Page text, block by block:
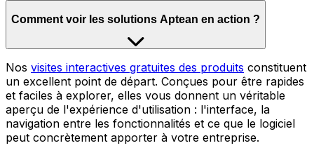
Comment voir les solutions Aptean en action ?
Nos visites interactives gratuites des produits constituent
un excellent point de départ. Conçues pour être rapides
et faciles à explorer, elles vous donnent un véritable
aperçu de l'expérience d'utilisation : l'interface, la
navigation entre les fonctionnalités et ce que le logiciel
peut concrètement apporter à votre entreprise.